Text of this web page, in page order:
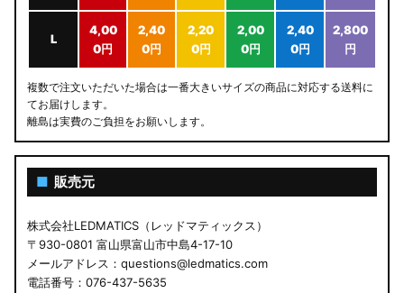
L
4,00
0円
2,40
0円
2,20
0円
2,00
0円
2,40
0円
2,800
円
複数で注文いただいた場合は一番大きいサイズの商品に対応する送料に
てお届けします。
離島は実費のご負担をお願いします。
■ 販売元
株式会社LEDMATICS（レッドマティックス）
〒930-0801 富山県富山市中島4-17-10
メールアドレス：questions@ledmatics.com
電話番号：076-437-5635